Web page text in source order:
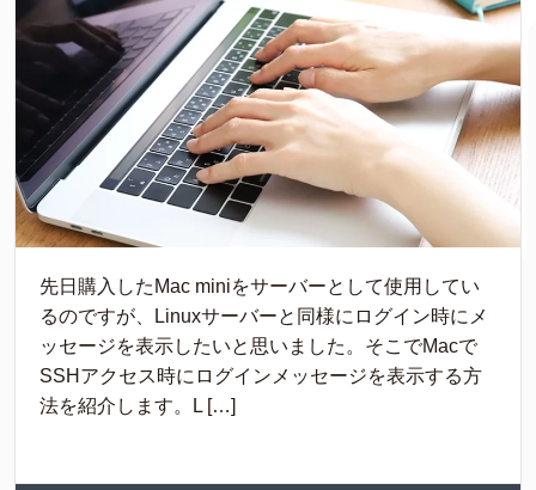
先日購入したMac miniをサーバーとして使用してい
るのですが、Linuxサーバーと同様にログイン時にメ
ッセージを表示したいと思いました。そこでMacで
SSHアクセス時にログインメッセージを表示する方
法を紹介します。L […]